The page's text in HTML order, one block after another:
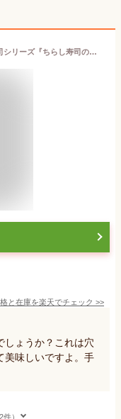
メール便【送料無料】海の幸のちらし寿司シリーズ『ちらし寿司の素（あなご）』
と在庫を楽天でチェック >>
しょうか？これは穴
美味しいですよ。手
）